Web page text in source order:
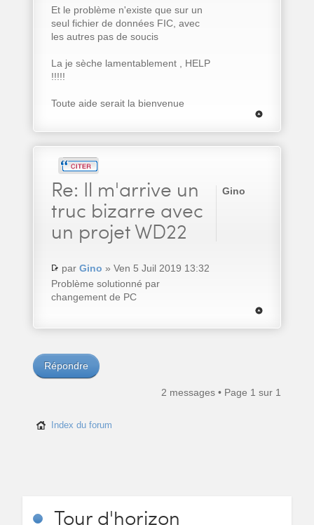
Et le problème n'existe que sur un
seul fichier de données FIC, avec
les autres pas de soucis
La je sèche lamentablement , HELP
!!!!!
Toute aide serait la bienvenue
Re: Il m'arrive un
truc bizarre avec
un projet WD22
par Gino » Ven 5 Juil 2019 13:32
Problème solutionné par
changement de PC
Gino
Répondre
2 messages • Page 1 sur 1
Index du forum
Tourd'horizon